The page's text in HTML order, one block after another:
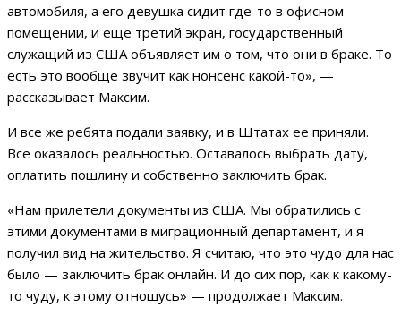
автомобиля, а его девушка сидит где-то в офисном
помещении, и еще третий экран, государственный
служащий из США объявляет им о том, что они в браке. То
есть это вообще звучит как нонсенс какой-то», —
рассказывает Максим.
И все же ребята подали заявку, и в Штатах ее приняли.
Все оказалось реальностью. Оставалось выбрать дату,
оплатить пошлину и собственно заключить брак.
«Нам прилетели документы из США. Мы обратились с
этими документами в миграционный департамент, и я
получил вид на жительство. Я считаю, что это чудо для нас
было — заключить брак онлайн. И до сих пор, как к какому-
то чуду, к этому отношусь» — продолжает Максим.